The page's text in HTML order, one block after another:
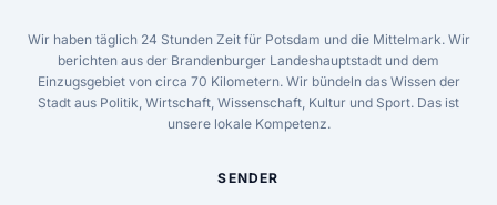
Wir haben täglich 24 Stunden Zeit für Potsdam und die Mittelmark. Wir
berichten aus der Brandenburger Landeshauptstadt und dem
Einzugsgebiet von circa 70 Kilometern. Wir bündeln das Wissen der
Stadt aus Politik, Wirtschaft, Wissenschaft, Kultur und Sport. Das ist
unsere lokale Kompetenz.
SENDER